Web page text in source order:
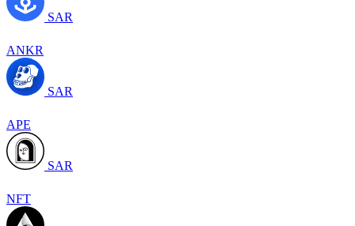
SAR
ANKR
SAR
APE
SAR
NFT